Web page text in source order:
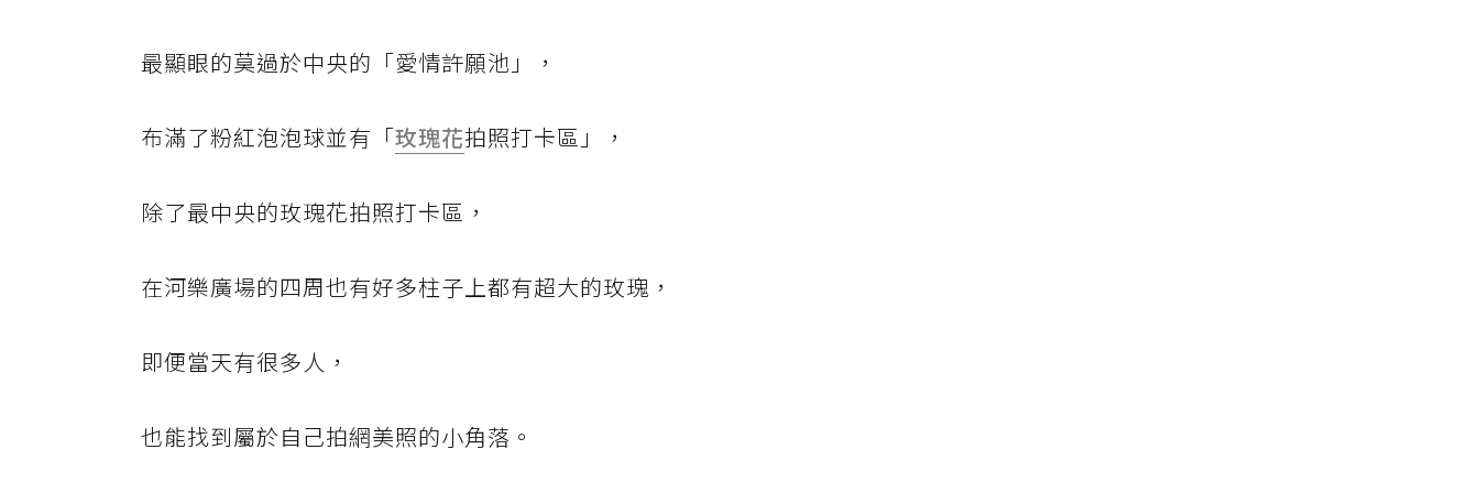
最顯眼的莫過於中央的「愛情許願池」，
布滿了粉紅泡泡球並有「玫瑰花拍照打卡區」，
除了最中央的玫瑰花拍照打卡區，
在河樂廣場的四周也有好多柱子上都有超大的玫瑰，
即便當天有很多人，
也能找到屬於自己拍網美照的小角落。